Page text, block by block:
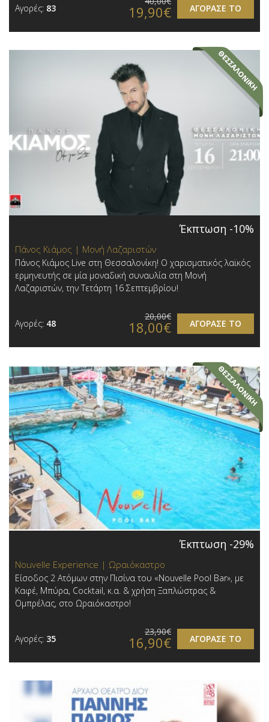
Αγορές: 83 ΑΓΟΡΑΣΕ ΤΟ
19,90€
Έκπτωση -10%
Πάνος Κιάμος | Μονή Λαζαριστών
Πάνος Κιάμος Live στη Θεσσαλονίκη! Ο χαρισματικός λαϊκός
ερμηνευτής σε μία μοναδική συναυλία στη Μονή
Λαζαριστών, την Τετάρτη 16 Σεπτεμβρίου!
Αγορές: 48 ΑΓΟΡΑΣΕ ΤΟ
20,00€
18,00€
Έκπτωση -29%
Nouvelle Experience | Ωραιόκαστρο
Είσοδος 2 Ατόμων στην Πισίνα του «Nouvelle Pool Bar», με
Καφέ, Μπύρα, Cocktail, κ.α. & χρήση Ξαπλώστρας &
Ομπρέλας, στο Ωραιόκαστρο!
Αγορές: 35 ΑΓΟΡΑΣΕ ΤΟ
23,90€
16,90€